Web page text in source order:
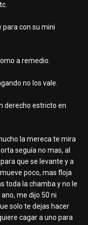
para con su mini
a remedio.
no los vale.
derecho estricto en
la mereca te mira
seguía no mas, al
que se levante y a
poco, mas floja
toda la chamba y no le
me dijo 50 ni
solo te dejas hacer
cagar a uno para